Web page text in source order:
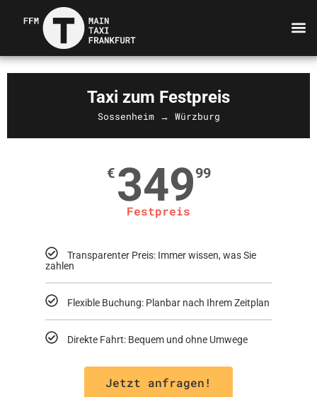
Taxi zum Festpreis
Sossenheim → Würzburg
€ 34999
Festpreis
Transparenter Preis: Immer wissen, was Sie
zahlen
Flexible Buchung: Planbar nach Ihrem Zeitplan
Direkte Fahrt: Bequem und ohne Umwege
Jetzt anfragen!